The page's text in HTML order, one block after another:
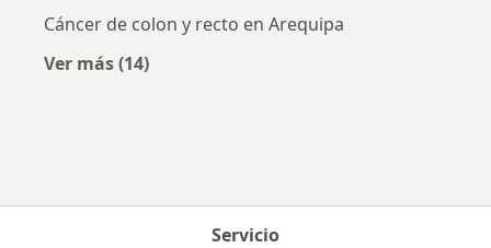
Cáncer de colon y recto en Arequipa
Ver más (14)
Servicio